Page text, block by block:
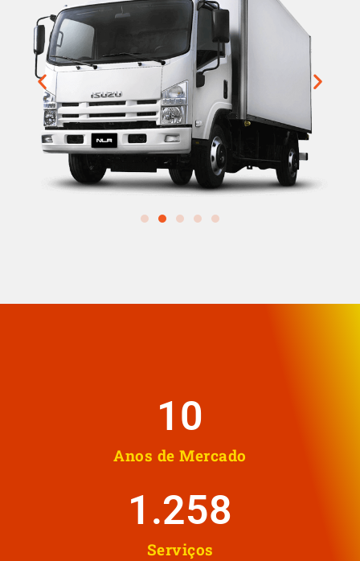
Anos de Mercado
10
Serviços
1.258